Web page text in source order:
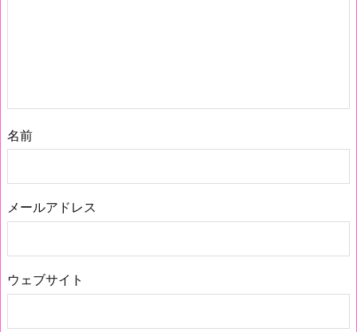
名前
メールアドレス
ウェブサイト